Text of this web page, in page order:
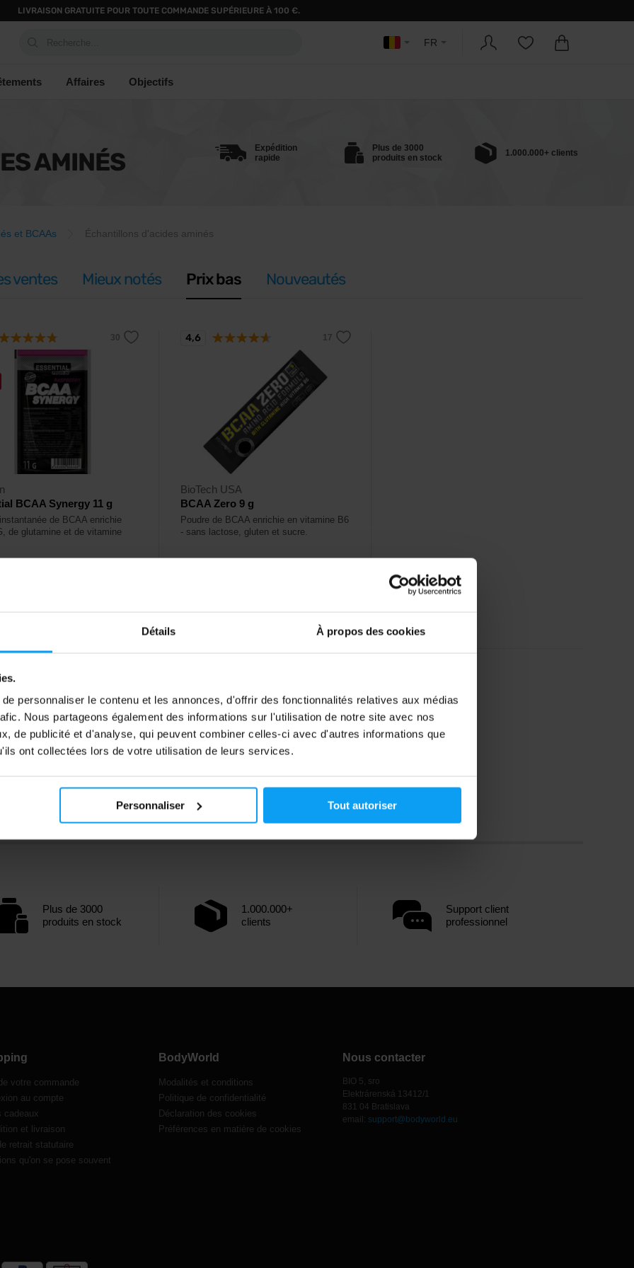
Détails À propos des cookies
personnaliser le contenu et les annonces, d'offrir des fonctionnalités relatives aux médias
Nous partageons également des informations sur l'utilisation de notre site avec nos
de publicité et d'analyse, qui peuvent combiner celles-ci avec d'autres informations que
ont collectées lors de votre utilisation de leurs services.
Personnaliser Tout autoriser
LIVRAISON GRATUITE POUR TOUTE COMMANDE SUPÉRIEURE À 100 €.
FR
Affaires Objectifs
AMINÉS
Expédition
rapide
Plus de 3000
produits en stock
1.000.000+ clients
et BCAAs Échantillons d'acides aminés
ventes Mieux notés Prix bas Nouveautés
BCAA Synergy 11 g
de BCAA enrichie
de glutamine et de vitamine
BioTech USA
BCAA Zero 9 g
Poudre de BCAA enrichie en vitamine B6
- sans lactose, gluten et sucre.
4,6
Plus de 3000
produits en stock
1.000.000+
clients
Support client
professionnel
votre commande
au compte
cadeaux
et livraison
retrait statutaire
qu'on se pose souvent
BodyWorld
Modalités et conditions
Politique de confidentialité
Déclaration des cookies
Préférences en matière de cookies
Nous contacter
BIO 5, sro
Elektrárenská 13412/1
831 04 Bratislava
email: support@bodyworld.eu